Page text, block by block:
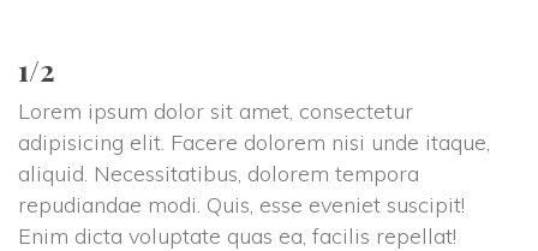
1/2
Lorem ipsum dolor sit amet, consectetur
adipisicing elit. Facere dolorem nisi unde itaque,
aliquid. Necessitatibus, dolorem tempora
repudiandae modi. Quis, esse eveniet suscipit!
Enim dicta voluptate quas ea, facilis repellat!